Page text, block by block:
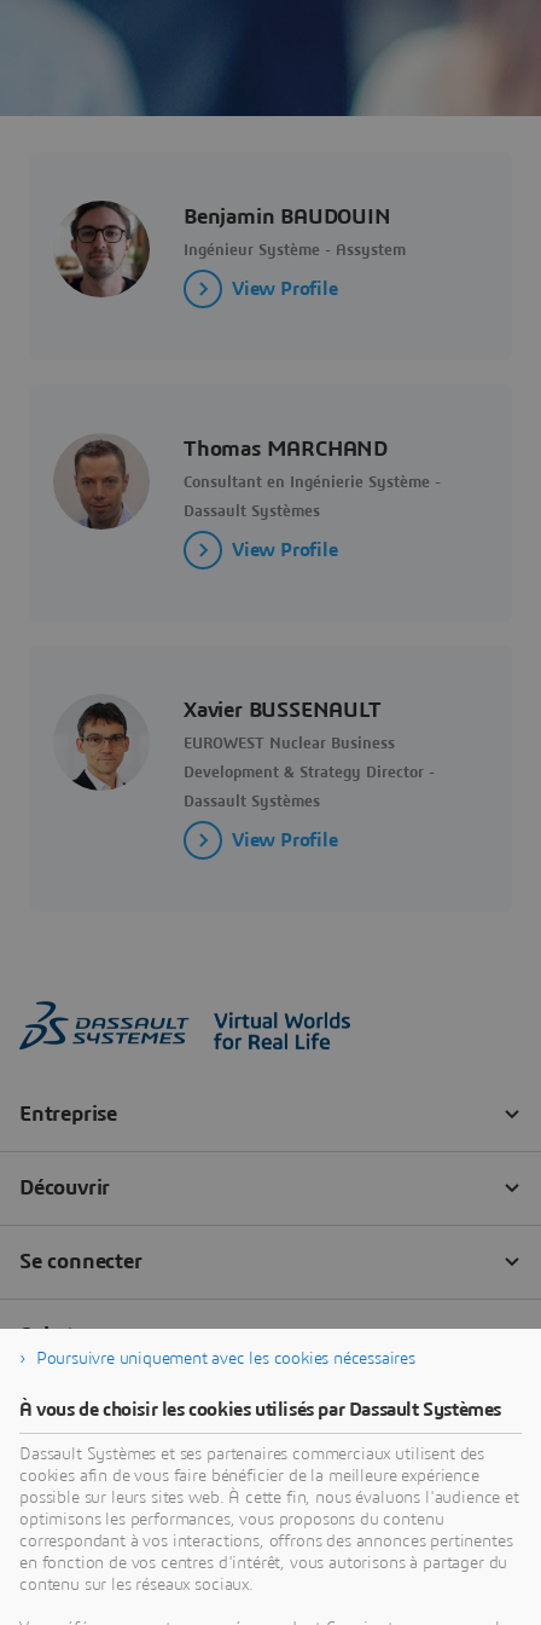
Benjamin BAUDOUIN
Ingénieur Système - Assystem
View Profile
Thomas MARCHAND
Consultant en Ingénierie Système -
Dassault Systèmes
View Profile
Xavier BUSSENAULT
EUROWEST Nuclear Business
Development & Strategy Director -
Dassault Systèmes
View Profile
Poursuivre uniquement avec les cookies nécessaires
À vous de choisir les cookies utilisés par Dassault Systèmes
Dassault Systèmes et ses partenaires commerciaux utilisent des
cookies afin de vous faire bénéficier de la meilleure expérience
possible sur leurs sites web. À cette fin, nous évaluons l'audience et
optimisons les performances, vous proposons du contenu
correspondant à vos interactions, offrons des annonces pertinentes
en fonction de vos centres d'intérêt, vous autorisons à partager du
contenu sur les réseaux sociaux.